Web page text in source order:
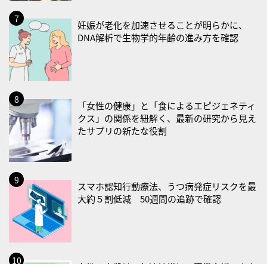
2026/09/01(火)
・がん征圧月間
・世界アルツハイマー月間
・健康増進普及月間
・歯ヂカラ探究月間
・職場の健康診断実施強化月間
・大腸がん検診の日
・防災の日
2026/09/02(水)
・がん征圧月間
・世界アルツハイマー月間
・健康増進普及月間
・歯ヂカラ探究月間
・職場の健康診断実施強化月間
妊娠が老化を加速させることが明らかに、
DNA解析で生物学的年齢の進み方を確認
「女性の健康」と「食によるエピジェネティ
クス」の関係を紐解く、最新の研究から見え
たサプリの新たな役割
スマホ認知行動療法、うつ病発症リスクを最
大約５割低減 50週間の追跡で確認